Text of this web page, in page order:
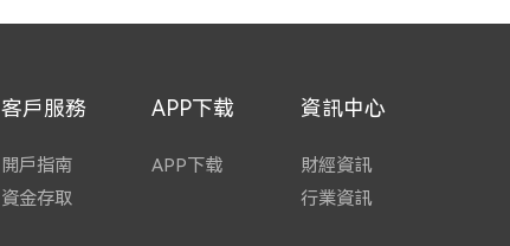
客戶服務
開戶指南
資金存取
APP下载
APP下载
資訊中心
財經資訊
行業資訊